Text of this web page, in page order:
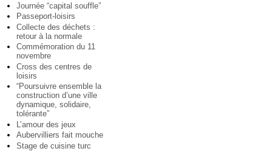
Journée “capital souffle”
Passeport-loisirs
Collecte des déchets :
retour à la normale
Commémoration du 11
novembre
Cross des centres de
loisirs
“Poursuivre ensemble la
construction d’une ville
dynamique, solidaire,
tolérante”
L’amour des jeux
Aubervilliers fait mouche
Stage de cuisine turc